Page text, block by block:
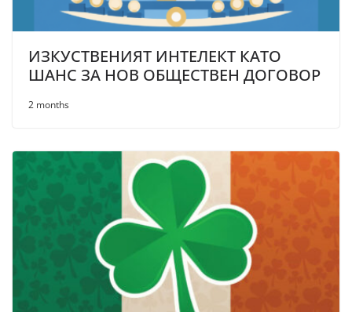
ИЗКУСТВЕНИЯТ ИНТЕЛЕКТ КАТО
ШАНС ЗА НОВ ОБЩЕСТВЕН ДОГОВОР
2 months